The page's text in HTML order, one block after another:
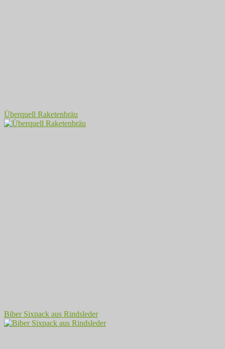
Überquell Raketenbräu
Biber Sixpack aus Rindsleder